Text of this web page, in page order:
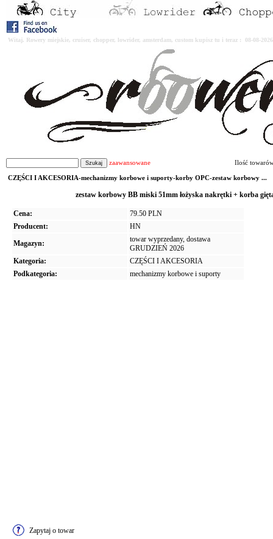
Witaj. Rowery miejskie, cruiser, chopper, lowrider, amsterdam, custom kupisz tu i teraz : 08-08-
zaawansowane Ilość
CZĘŚCI I AKCESORIA-mechanizmy korbowe i suporty-korby OPC-zestaw korbowy ...
zestaw korbowy BB miski 51mm łożyska nakrętki + korba
Cena:
79.50 PLN
Producent:
HN
Magazyn:
towar wyprzedany, dostawa
GRUDZIEŃ 2026
Kategoria:
CZĘŚCI I AKCESORIA
Podkategoria:
mechanizmy korbowe i suporty
Zapytaj o towar